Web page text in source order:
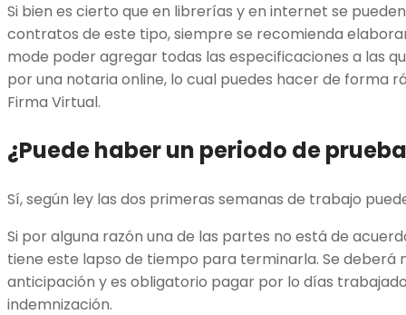
Si bien es cierto que en librerías y en internet se
contratos de este tipo, siempre se recomienda
mode poder agregar todas las especificaciones a las
por una notaria online, lo cual puedes hacer de forma
Firma Virtual.
¿Puede haber un periodo de
Sí, según ley las dos primeras semanas de trabajo
Si por alguna razón una de las partes no está de
tiene este lapso de tiempo para terminarla. Se deberá
anticipación y es obligatorio pagar por lo días
indemnización.